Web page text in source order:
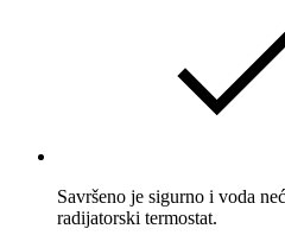
Savršeno je sigurno i voda
radijatorski termostat.